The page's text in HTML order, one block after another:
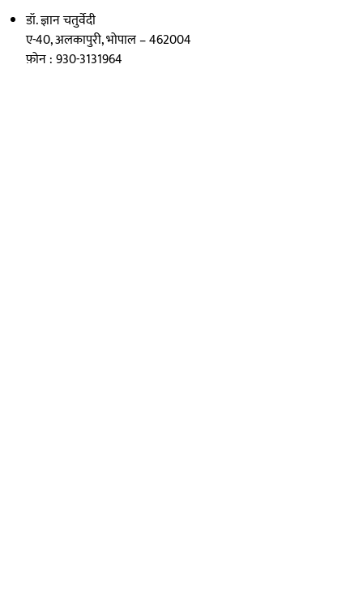
डॉ. ज्ञान चतुर्वेदी
ए-40, अलकापुरी, भोपाल – 462004
फ़ोन : 930-3131964